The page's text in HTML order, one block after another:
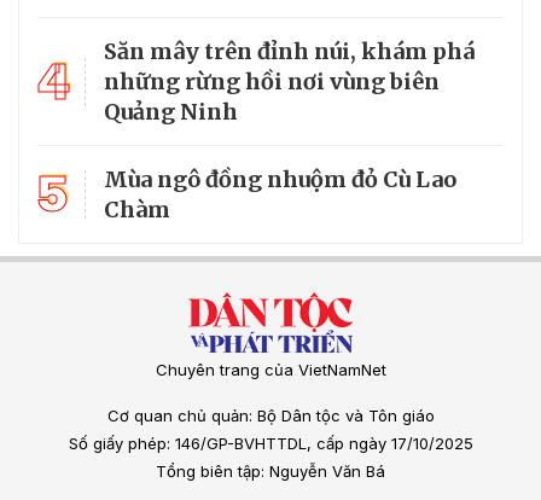
4
Săn mây trên đỉnh núi, khám phá
những rừng hồi nơi vùng biên
Quảng Ninh
5
Mùa ngô đồng nhuộm đỏ Cù Lao
Chàm
Chuyên trang của VietNamNet
Cơ quan chủ quản: Bộ Dân tộc và Tôn giáo
Số giấy phép: 146/GP-BVHTTDL, cấp ngày 17/10/2025
Tổng biên tập: Nguyễn Văn Bá